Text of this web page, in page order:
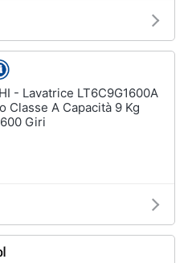
- Lavatrice LT6C9G1600A
Classe A Capacità 9 Kg
Giri